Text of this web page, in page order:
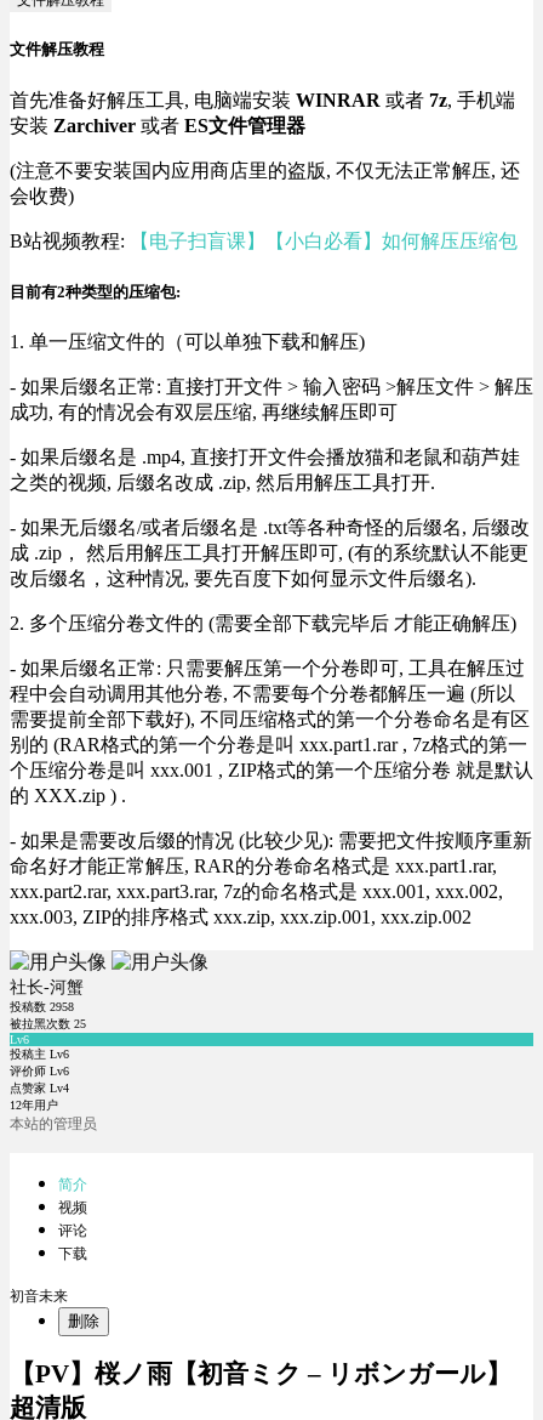
文件解压教程
首先准备好解压工具, 电脑端安装 WINRAR 或者 7z, 手机端
安装 Zarchiver 或者 ES文件管理器
(注意不要安装国内应用商店里的盗版, 不仅无法正常解压, 还
会收费)
B站视频教程: 【电子扫盲课】【小白必看】如何解压压缩包
目前有2种类型的压缩包:
1. 单一压缩文件的（可以单独下载和解压)
- 如果后缀名正常: 直接打开文件 > 输入密码 >解压文件 > 解压
成功, 有的情况会有双层压缩, 再继续解压即可
- 如果后缀名是 .mp4, 直接打开文件会播放猫和老鼠和葫芦娃
之类的视频, 后缀名改成 .zip, 然后用解压工具打开.
- 如果无后缀名/或者后缀名是 .txt等各种奇怪的后缀名, 后缀改
成 .zip， 然后用解压工具打开解压即可, (有的系统默认不能更
改后缀名，这种情况, 要先百度下如何显示文件后缀名).
2. 多个压缩分卷文件的 (需要全部下载完毕后 才能正确解压)
- 如果后缀名正常: 只需要解压第一个分卷即可, 工具在解压过
程中会自动调用其他分卷, 不需要每个分卷都解压一遍 (所以
需要提前全部下载好), 不同压缩格式的第一个分卷命名是有区
别的 (RAR格式的第一个分卷是叫 xxx.part1.rar , 7z格式的第一
个压缩分卷是叫 xxx.001 , ZIP格式的第一个压缩分卷 就是默认
的 XXX.zip ) .
- 如果是需要改后缀的情况 (比较少见): 需要把文件按顺序重新
命名好才能正常解压, RAR的分卷命名格式是 xxx.part1.rar,
xxx.part2.rar, xxx.part3.rar, 7z的命名格式是 xxx.001, xxx.002,
xxx.003, ZIP的排序格式 xxx.zip, xxx.zip.001, xxx.zip.002
社长-河蟹
投稿数 2958
被拉黑次数 25
Lv6
投稿主 Lv6
评价师 Lv6
点赞家 Lv4
12年用户
本站的管理员
简介
视频
评论
下载
初音未来
删除
【PV】桜ノ雨【初音ミク – リボンガール】
超清版